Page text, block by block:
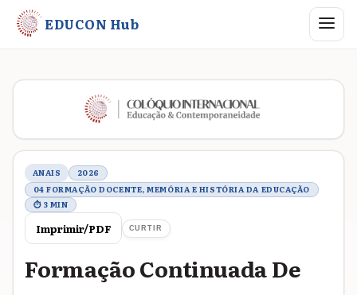
EDUCON Hub Abrir
Metadados do trabalho
ANAIS
2026
04 FORMAÇÃO DOCENTE, MEMÓRIA E HISTÓRIA DA EDUCAÇÃO
⏱ 3 MIN
Imprimir/PDF CURTIR
Formação Continuada De